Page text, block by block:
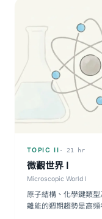
TOPIC II · 21 hr
微觀世界 I
Microscopic World I
原子結構、化學鍵類
離能的週期趨勢是高頻